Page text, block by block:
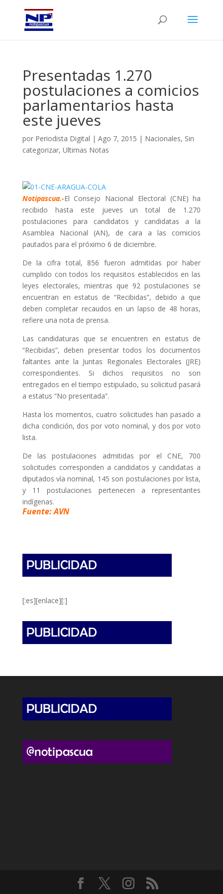
Presentadas 1.270
postulaciones a comicios
parlamentarios hasta
este jueves
por Periodista Digital | Ago 7, 2015 | Nacionales, Sin
categorizar, Ultimas Notas
Notipascua.-El Consejo Nacional Electoral (CNE) ha
recibido hasta este jueves un total de 1.270
postulaciones para candidatos y candidatas a la
Asamblea Nacional (AN), de cara a las comicios
pautados para el próximo 6 de diciembre.
De la cifra total, 856 fueron admitidas por haber
cumplido con todos los requisitos establecidos en las
leyes electorales, mientras que 92 postulaciones se
encuentran en estatus de “Recibidas”, debido a que
deben completar recaudos en un lapso de 48 horas,
refiere una nota de prensa.
Las candidaturas que se encuentren en estatus de
“Recibidas”, deben presentar todos los documentos
faltantes ante la Juntas Regionales Electorales (JRE)
correspondientes. Si dichos requisitos no son
entregados en el tiempo estipulado, su solicitud pasará
a estatus “No presentada”.
Hasta los momentos, cuatro solicitudes han pasado a
dicha condición, dos por voto nominal, y dos por voto
lista.
De las postulaciones admitidas por el CNE, 700
solicitudes corresponden a candidatos y candidatas a
diputados vía nominal, 145 son postulaciones por lista,
y 11 postulaciones pertenecen a representantes
indígenas.
Fuente: AVN
[:es][enlace][:]